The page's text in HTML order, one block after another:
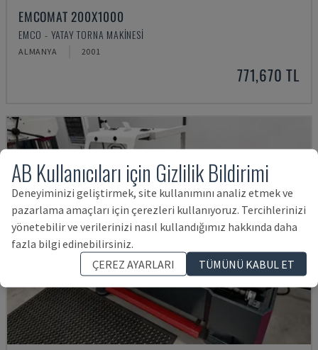
EMCOMAT 200X1000
EMCO - YATAY TORNA MAKINESI
ALMANYA 2001
771,670 TL
AB Kullanıcıları için Gizlilik Bildirimi
Deneyiminizi geliştirmek, site kullanımını analiz etmek ve
pazarlama amaçları için çerezleri kullanıyoruz. Tercihlerinizi
yönetebilir ve verilerinizi nasıl kullandığımız hakkında daha
fazla bilgi edinebilirsiniz.
ÇEREZ AYARLARI
TÜMÜNÜ KABUL ET